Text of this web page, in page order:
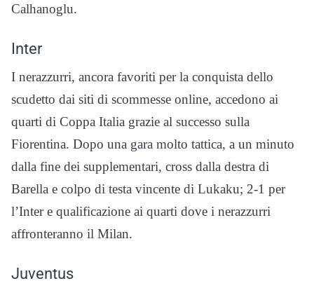
Calhanoglu.
Inter
I nerazzurri, ancora favoriti per la conquista dello
scudetto dai siti di scommesse online, accedono ai
quarti di Coppa Italia grazie al successo sulla
Fiorentina. Dopo una gara molto tattica, a un minuto
dalla fine dei supplementari, cross dalla destra di
Barella e colpo di testa vincente di Lukaku; 2-1 per
l’Inter e qualificazione ai quarti dove i nerazzurri
affronteranno il Milan.
Juventus